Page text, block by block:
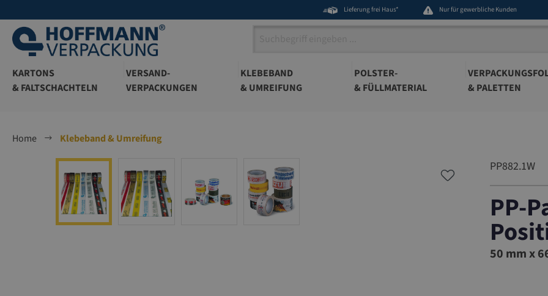
Lieferung frei Haus* Nur für gewerbliche Kunden
KARTONS
& FALTSCHACHTELN
VERSAND-
VERPACKUNGEN
KLEBEBAND
& UMREIFUNG
POLSTER-
& FÜLLMATERIAL
& PALETTEN
Home
Klebeband & Umreifung
Bildergalerie überspringen
PP882.1W
PP-
50 mm x